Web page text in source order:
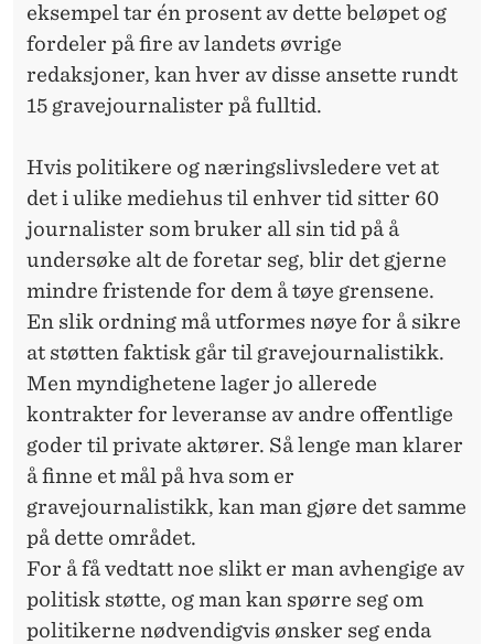
eksempel tar én prosent av dette beløpet og
fordeler på fire av landets øvrige
redaksjoner, kan hver av disse ansette rundt
15 gravejournalister på fulltid.
Hvis politikere og næringslivsledere vet at
det i ulike mediehus til enhver tid sitter 60
journalister som bruker all sin tid på å
undersøke alt de foretar seg, blir det gjerne
mindre fristende for dem å tøye grensene.
En slik ordning må utformes nøye for å sikre
at støtten faktisk går til gravejournalistikk.
Men myndighetene lager jo allerede
kontrakter for leveranse av andre offentlige
goder til private aktører. Så lenge man klarer
å finne et mål på hva som er
gravejournalistikk, kan man gjøre det samme
på dette området.
For å få vedtatt noe slikt er man avhengige av
politisk støtte, og man kan spørre seg om
politikerne nødvendigvis ønsker seg enda